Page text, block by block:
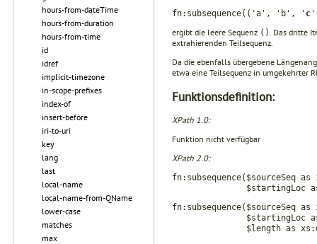
hours-from-dateTime
hours-from-duration
hours-from-time
id
idref
implicit-timezone
in-scope-prefixes
index-of
insert-before
iri-to-uri
key
lang
last
local-name
local-name-from-QName
lower-case
matches
max
fn:subsequence(('a', 'b', ' c
ergibt die leere Sequenz (). Das dritte
extrahie­renden Teilsequenz.
Da die ebenfalls übergebene
etwa eine Teilsequenz in umgekehrter
Funktionsdefinition:
XPath 1.0:
Funktion nicht verfügbar
XPath 2.0:
fn:subsequence($sourceSeq
$startingLoc as
fn:subsequence($sourceSeq
$startingLoc as
$length as